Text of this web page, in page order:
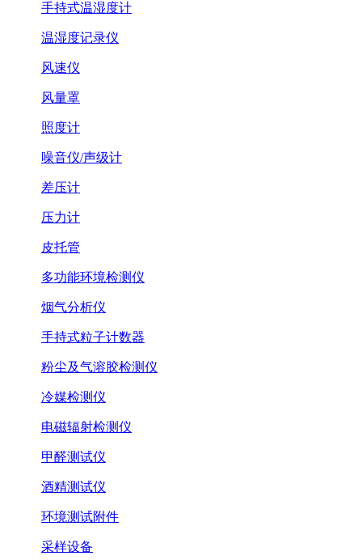
手持式温湿度计
温湿度记录仪
风速仪
风量罩
照度计
噪音仪/声级计
差压计
压力计
皮托管
多功能环境检测仪
烟气分析仪
手持式粒子计数器
粉尘及气溶胶检测仪
冷媒检测仪
电磁辐射检测仪
甲醛测试仪
酒精测试仪
环境测试附件
采样设备